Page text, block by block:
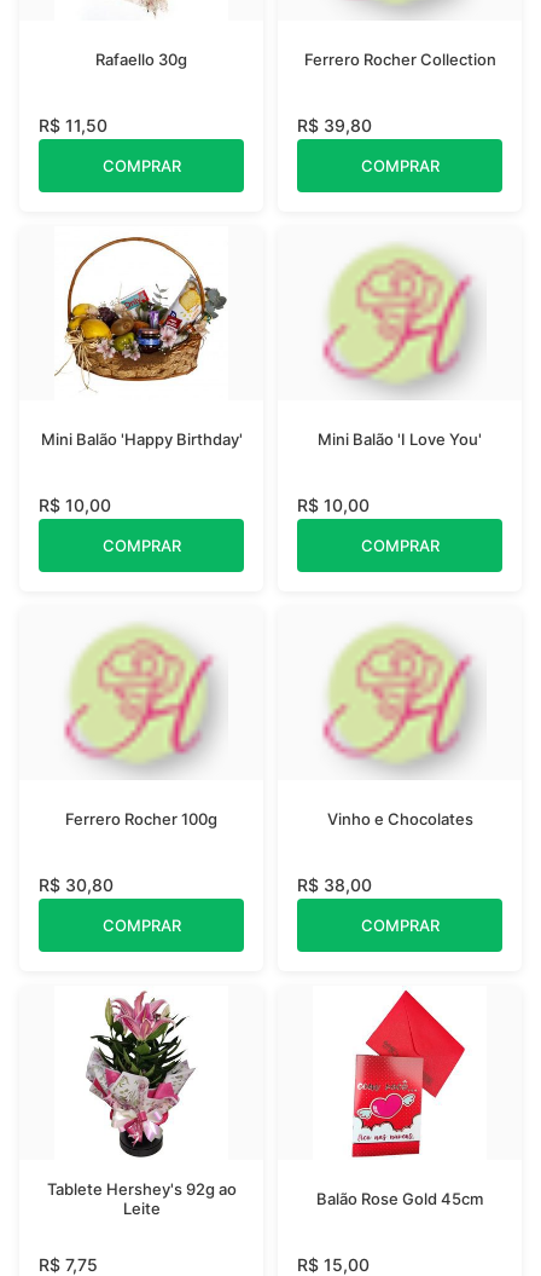
Rafaello 30g
R$ 11,50
COMPRAR
Ferrero Rocher Collection
R$ 39,80
COMPRAR
Mini Balão 'Happy Birthday'
R$ 10,00
COMPRAR
Mini Balão 'I Love You'
R$ 10,00
COMPRAR
Ferrero Rocher 100g
R$ 30,80
COMPRAR
Vinho e Chocolates
R$ 38,00
COMPRAR
Tablete Hershey's 92g ao
Leite
R$ 7,75
Balão Rose Gold 45cm
R$ 15,00